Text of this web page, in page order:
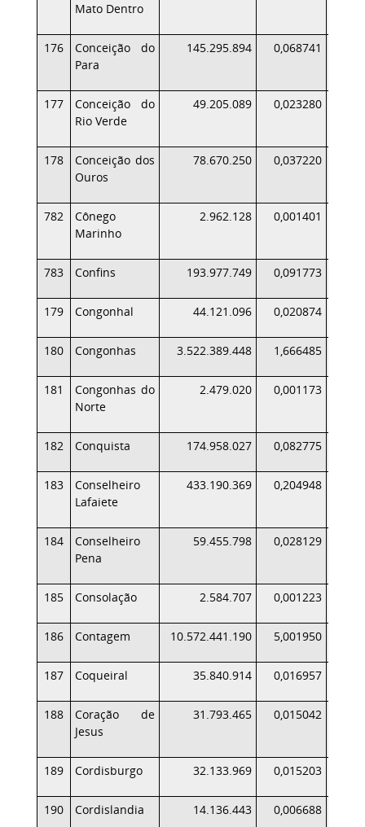
Mato Dentro
176
Conceição do
Para
145.295.894 0,068741
177
Conceição do
Rio Verde
49.205.089 0,023280
178
Conceição dos
Ouros
78.670.250 0,037220
782
Cônego
Marinho
2.962.128 0,001401
783 Confins 193.977.749 0,091773
179 Congonhal 44.121.096 0,020874
180 Congonhas 3.522.389.448 1,666485
181
Congonhas do
Norte
2.479.020 0,001173
182 Conquista 174.958.027 0,082775
183
Conselheiro
Lafaiete
433.190.369 0,204948
184
Conselheiro
Pena
59.455.798 0,028129
185 Consolação 2.584.707 0,001223
186 Contagem 10.572.441.190 5,001950
187 Coqueiral 35.840.914 0,016957
188
Coração de
Jesus
31.793.465 0,015042
189 Cordisburgo 32.133.969 0,015203
190 Cordislandia 14.136.443 0,006688